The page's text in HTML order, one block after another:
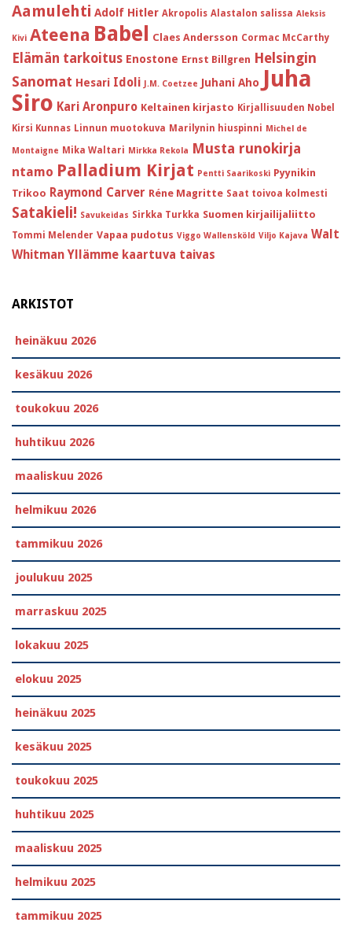
Aamulehti Adolf Hitler Akropolis Alastalon salissa Aleksis
Kivi Ateena Babel Claes Andersson Cormac McCarthy
Elämän tarkoitus Enostone Ernst Billgren Helsingin
Sanomat Hesari Idoli J.M. Coetzee Juhani Aho Juha
Siro Kari Aronpuro Keltainen kirjasto Kirjallisuuden Nobel
Kirsi Kunnas Linnun muotokuva Marilynin hiuspinni Michel de
Montaigne Mika Waltari Mirkka Rekola Musta runokirja
ntamo Palladium Kirjat Pentti Saarikoski Pyynikin
Trikoo Raymond Carver Réne Magritte Saat toivoa kolmesti
Satakieli! Savukeidas Sirkka Turkka Suomen kirjailijaliitto
Tommi Melender Vapaa pudotus Viggo Wallensköld Viljo Kajava Walt
Whitman Yllämme kaartuva taivas
ARKISTOT
heinäkuu 2026
kesäkuu 2026
toukokuu 2026
huhtikuu 2026
maaliskuu 2026
helmikuu 2026
tammikuu 2026
joulukuu 2025
marraskuu 2025
lokakuu 2025
elokuu 2025
heinäkuu 2025
kesäkuu 2025
toukokuu 2025
huhtikuu 2025
maaliskuu 2025
helmikuu 2025
tammikuu 2025